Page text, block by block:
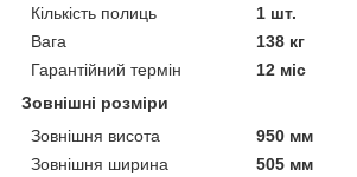
Кількість полиць
1 шт.
Вага
138 кг
Гарантійний термін
12 міс
Зовнішні розміри
Зовнішня висота
950 мм
Зовнішня ширина
505 мм